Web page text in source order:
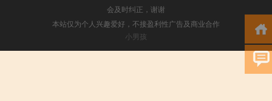
会及时纠正，谢谢
本站仅为个人兴趣爱好，不接盈利性广告及商业合作
小男孩